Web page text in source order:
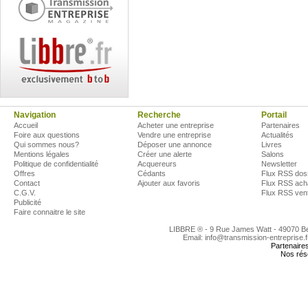
Navigation
Accueil
Foire aux questions
Qui sommes nous?
Mentions légales
Politique de confidentialité
Offres
Contact
C.G.V.
Publicité
Faire connaitre le site
Recherche
Acheter une entreprise
Vendre une entreprise
Déposer une annonce
Créer une alerte
Acquereurs
Cédants
Ajouter aux favoris
Portail
Partenaires
Actualités
Livres
Salons
Newsletter
Flux RSS
Flux RSS
Flux RSS
LIBBRE ® - 9 Rue James Watt - 49070
Email: info@transmission-
Nos